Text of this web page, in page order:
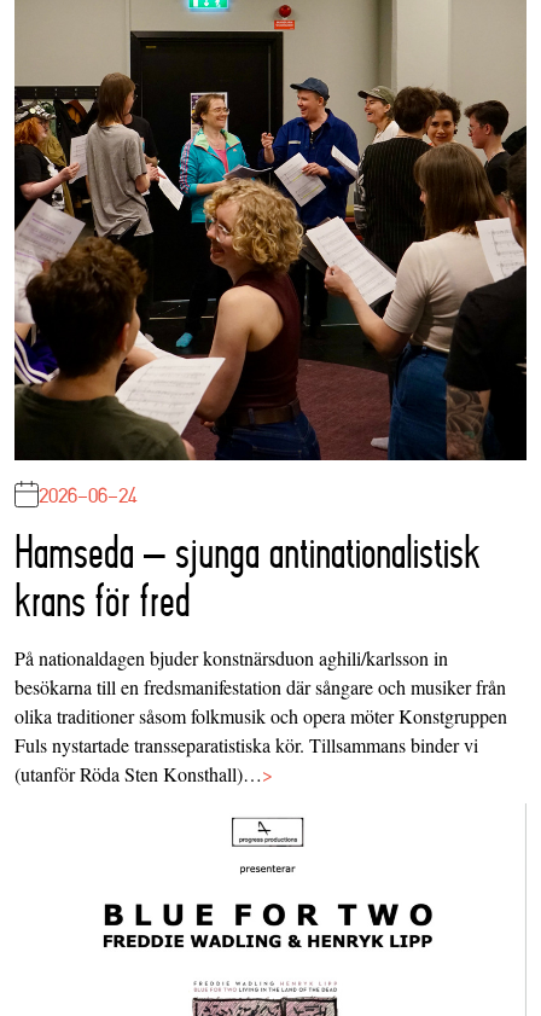
2026-06-24
Hamseda – sjunga antinationalistisk
krans för fred
På nationaldagen bjuder konstnärsduon aghili/karlsson in
besökarna till en fredsmanifestation där sångare och musiker från
olika traditioner såsom folkmusik och opera möter Konstgruppen
Fuls nystartade transseparatistiska kör. Tillsammans binder vi
(utanför Röda Sten Konsthall)…>